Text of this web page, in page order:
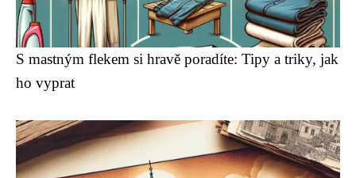
S mastným flekem si hravě poradíte: Tipy a triky, jak
ho vyprat